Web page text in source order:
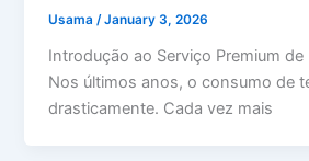
Usama /January 3, 2026
Introdução ao Serviço Premium de
Nos últimos anos, o consumo de
drasticamente. Cada vez mais